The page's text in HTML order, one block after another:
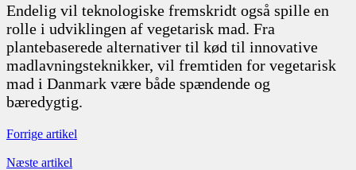
Endelig vil teknologiske fremskridt også spille en
rolle i udviklingen af vegetarisk mad. Fra
plantebaserede alternativer til kød til innovative
madlavningsteknikker, vil fremtiden for vegetarisk
mad i Danmark være både spændende og
bæredygtig.
Forrige artikel
Næste artikel